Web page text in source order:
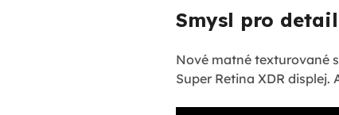
Smysl pro detail
Nové matné texturované
Super Retina XDR